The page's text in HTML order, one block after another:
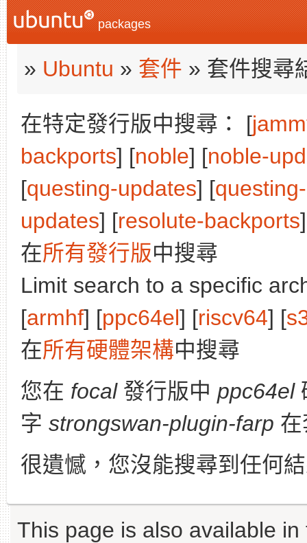
packages
» Ubuntu » 套件 » 套件搜尋
在特定發行版中搜尋： [
backports] [noble] [noble-
[questing-updates] [
updates] [resolute-backports
在所有發行版中搜尋
Limit search to a specific
[armhf] [ppc64el] [riscv64] [
在所有硬體架構中搜尋
您在 focal發行版中 ppc64el
字 strongswan-plugin-farp
很遺憾，您沒能搜尋到任何
This page is also available